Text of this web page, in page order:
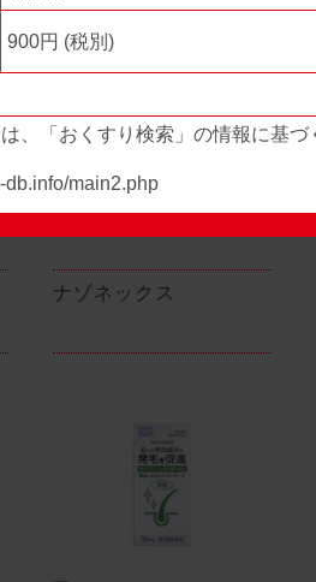
ナゾネックス
900円 (税別)
、「おくすり検索」の情報に基づ
db.info/main2.php